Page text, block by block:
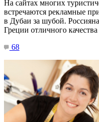
На сайтах многих
встречаются рекламные
в Дубаи за шубой.
Греции отличного
68